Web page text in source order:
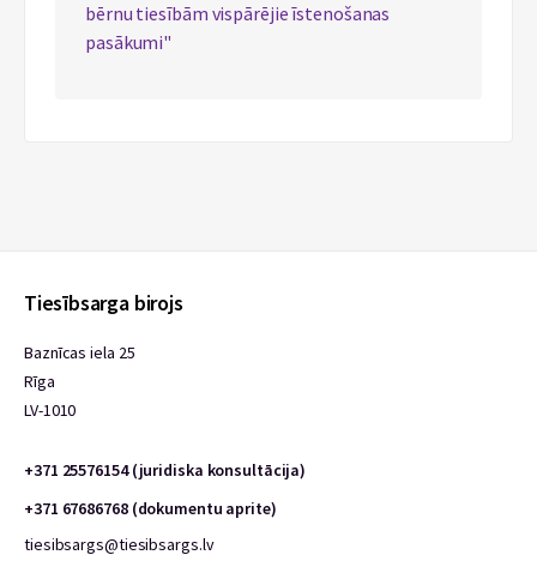
bērnu tiesībām vispārējie īstenošanas
pasākumi"
Tiesībsarga birojs
Baznīcas iela 25
Rīga
LV-1010
+371 25576154 (juridiska konsultācija)
+371 67686768 (dokumentu aprite)
tiesibsargs@tiesibsargs.lv